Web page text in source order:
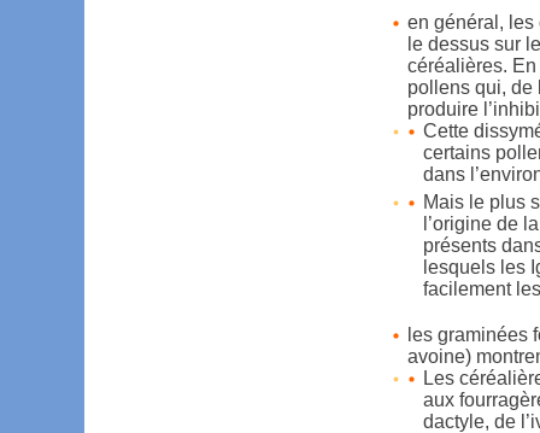
en général,
le dessus sur
céréalières.
pollens qui, de
produire
Cette
certains
dans
Mais le plus
l’origine de
présents
lesquels les
facilement
les graminées
avoine)
Les
aux
dactyle, de